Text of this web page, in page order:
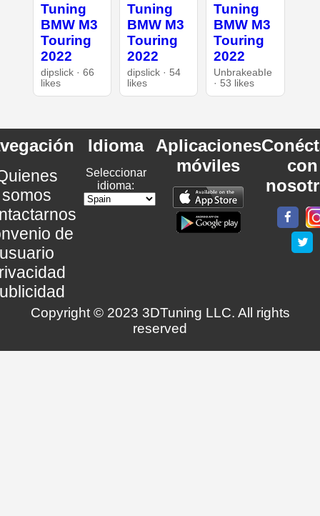
Tuning
BMW M3
Touring
2022
dipslick · 66
likes
Tuning
BMW M3
Touring
2022
dipslick · 54
likes
Tuning
BMW M3
Touring
2022
UnbrakeabIe
· 53 likes
somos
de
Idioma
Seleccionar
idioma:
Aplicaciones
móviles
con
Copyright © 2023 3DTuning LLC. All rights
reserved